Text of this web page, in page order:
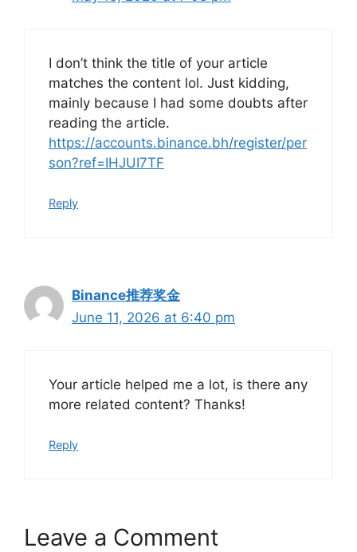
I don’t think the title of your article
matches the content lol. Just kidding,
mainly because I had some doubts after
reading the article.
https://accounts.binance.bh/register/per
son?ref=IHJUI7TF
Reply
Binance推荐奖金
June 11, 2026 at 6:40 pm
Your article helped me a lot, is there any
more related content? Thanks!
Reply
Leave a Comment